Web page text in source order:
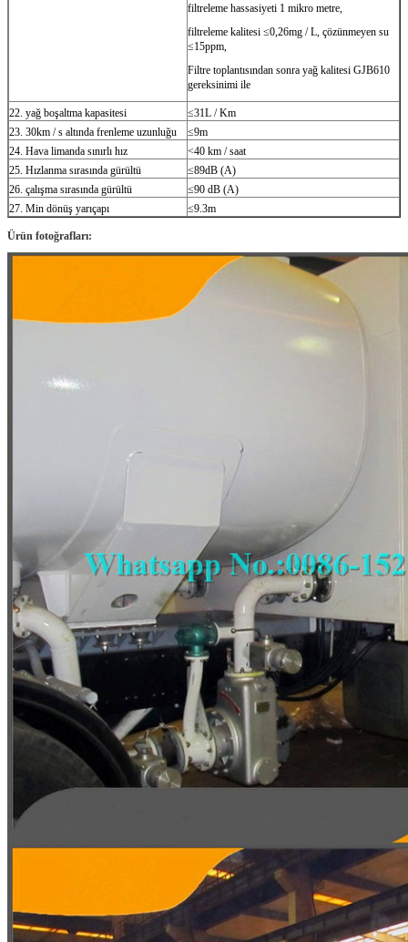
filtreleme hassasiyeti 1 mikro metre,
filtreleme kalitesi ≤0,26mg / L, çözünmeyen su
≤15ppm,
Filtre toplantısından sonra yağ kalitesi GJB610
gereksinimi ile
22. yağ boşaltma kapasitesi
≤31L / Km
23. 30km / s altında frenleme uzunluğu
≤9m
24. Hava limanda sınırlı hız
<40 km / saat
25. Hızlanma sırasında gürültü
≤89dB (A)
26. çalışma sırasında gürültü
≤90 dB (A)
27. Min dönüş yarıçapı
≤9.3m
Ürün fotoğrafları: